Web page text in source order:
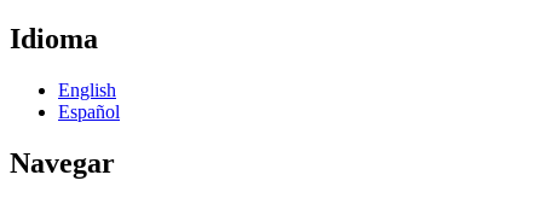
Idioma
English
Español
Navegar